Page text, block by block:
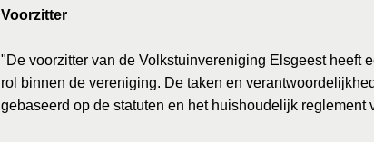
Voorzitter
"De voorzitter van de Volkstuinvereniging Elsgeest heeft
rol binnen de vereniging. De taken en
gebaseerd op de statuten en het huishoudelijk reglement